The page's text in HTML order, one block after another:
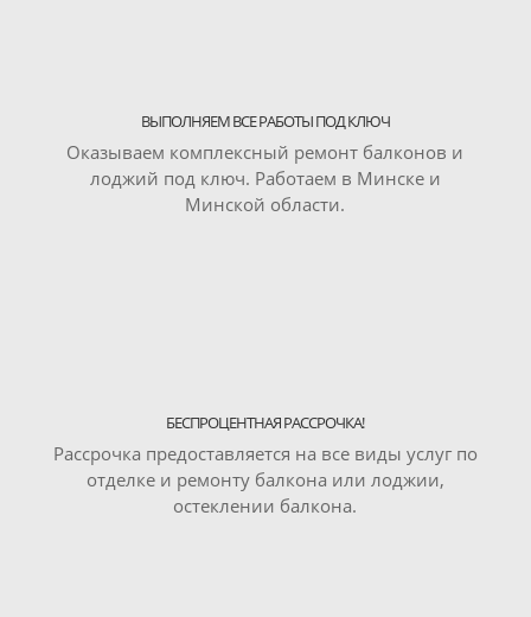
ВЫПОЛНЯЕМ ВСЕ РАБОТЫ ПОД КЛЮЧ
Оказываем комплексный ремонт балконов и
лоджий под ключ. Работаем в Минске и
Минской области.
БЕСПРОЦЕНТНАЯ РАССРОЧКА!
Рассрочка предоставляется на все виды услуг по
отделке и ремонту балкона или лоджии,
остеклении балкона.